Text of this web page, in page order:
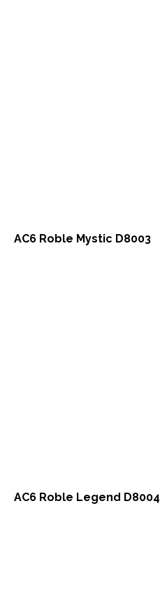
AC6 Roble Mystic D8003
AC6 Roble Legend D8004